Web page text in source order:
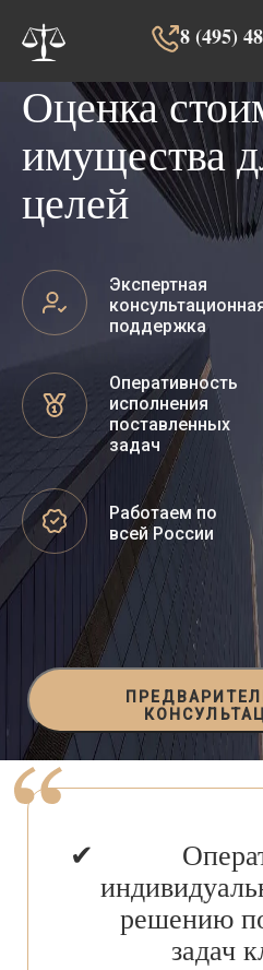
8 (495)
Оценка
имущества
целей
Экспертная
поддержка
Оперативность
исполнения
поставленных
задач
Работаем по
всей России
решению
задач